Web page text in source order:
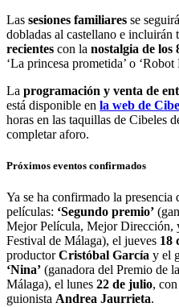
Las sesiones familiares se
dobladas al castellano e incluirán
recientes con la nostalgia de los
‘La princesa prometida’ o ‘Robot
La programación y venta de
está disponible en la web de
horas en las taquillas de Cibeles
completar aforo.
Próximos eventos confirmados
Ya se ha confirmado la presencia
películas: ‘Segundo premio’
Mejor Película, Mejor Dirección,
Festival de Málaga), el jueves 18
productorCristóbal García y el
‘Nina’ (ganadora del Premio de
Málaga), el lunes 22 de julio,
guionista Andrea Jaurrieta.